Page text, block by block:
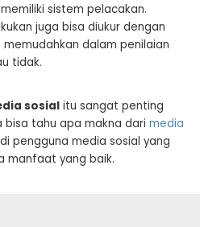
sistem pelacakan.
juga bisa diukur dengan
dalam penilaian
tidak.
sosial itu sangat penting
bisa tahu apa makna dari media
pengguna media sosial yang
manfaat yang baik.